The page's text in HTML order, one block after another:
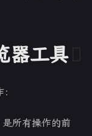
器工具
所有操作的前